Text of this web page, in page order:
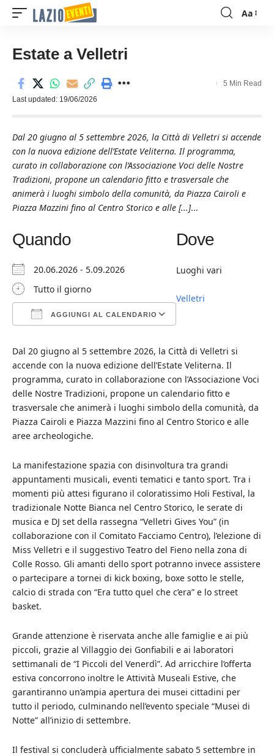
Font
Aa
Estate a Velletri
Last updated: 19/06/2026
5 Min Read
Dal 20 giugno al 5 settembre 2026, la Città di Velletri si accende
con la nuova edizione dell’Estate Veliterna. Il programma,
curato in collaborazione con l’Associazione Voci delle Nostre
Tradizioni, propone un calendario fitto e trasversale che
animerà i luoghi simbolo della comunità, da Piazza Cairoli e
Piazza Mazzini fino al Centro Storico e alle [...]...
Quando
20.06.2026 - 5.09.2026
Tutto il giorno
AGGIUNGI AL CALENDARIO
Dove
Luoghi vari
Velletri
Dal 20 giugno al 5 settembre 2026, la Città di Velletri si
accende con la nuova edizione dell’Estate Veliterna. Il
programma, curato in collaborazione con l’Associazione Voci
delle Nostre Tradizioni, propone un calendario fitto e
trasversale che animerà i luoghi simbolo della comunità, da
Piazza Cairoli e Piazza Mazzini fino al Centro Storico e alle
aree archeologiche.
La manifestazione spazia con disinvoltura tra grandi
appuntamenti musicali, eventi tematici e tanto sport. Tra i
momenti più attesi figurano il coloratissimo Holi Festival, la
tradizionale Notte Bianca nel Centro Storico, le serate di
musica e DJ set della rassegna “Velletri Gives You” (in
collaborazione con il Comitato Facciamo Centro), l’elezione di
Miss Velletri e il suggestivo Teatro del Fieno nella zona di
Colle Rosso. Gli amanti dello sport potranno invece assistere
o partecipare a tornei di kick boxing, boxe sotto le stelle,
calcio di strada con “Era tutto quel che c’era” e lo street
basket.
Grande attenzione è riservata anche alle famiglie e ai più
piccoli, grazie al Villaggio dei Gonfiabili e ai laboratori
settimanali de “I Piccoli del Venerdì”. Ad arricchire l’offerta
estiva concorrono inoltre le Attività Museali Estive, che
garantiranno un’ampia apertura dei musei cittadini per
tutto il periodo, culminando nell’evento speciale “Musei di
Notte” all’inizio di settembre.
Il festival si concluderà ufficialmente sabato 5 settembre in